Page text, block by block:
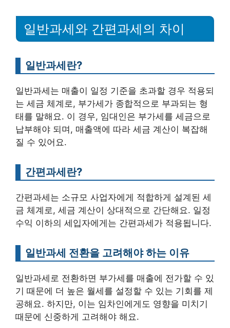
일반과세와 간편과세의 차이
일반과세란?
일반과세는 매출이 일정 기준을 초과할 경우 적용되
는 세금 체계로, 부가세가 종합적으로 부과되는 형
태를 말해요. 이 경우, 임대인은 부가세를 세금으로
납부해야 되며, 매출액에 따라 세금 계산이 복잡해
질 수 있어요.
간편과세란?
간편과세는 소규모 사업자에게 적합하게 설계된 세
금 체계로, 세금 계산이 상대적으로 간단해요. 일정
수익 이하의 세입자에게는 간편과세가 적용됩니다.
일반과세 전환을 고려해야 하는 이유
일반과세로 전환하면 부가세를 매출에 전가할 수 있
기 때문에 더 높은 월세를 설정할 수 있는 기회를 제
공해요. 하지만, 이는 임차인에게도 영향을 미치기
때문에 신중하게 고려해야 해요.